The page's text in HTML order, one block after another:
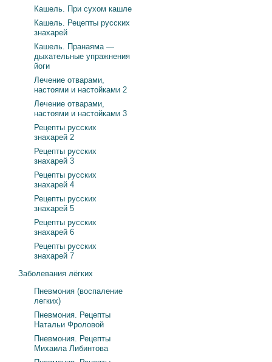
Кашель. При сухом кашле
Кашель. Рецепты русских
знахарей
Кашель. Пранаяма —
дыхательные упражнения
йоги
Лечение отварами,
настоями и настойками 2
Лечение отварами,
настоями и настойками 3
Рецепты русских
знахарей 2
Рецепты русских
знахарей 3
Рецепты русских
знахарей 4
Рецепты русских
знахарей 5
Рецепты русских
знахарей 6
Рецепты русских
знахарей 7
Заболевания лёгких
Пневмония (воспаление
легких)
Пневмония. Рецепты
Натальи Фроловой
Пневмония. Рецепты
Михаила Либинтова